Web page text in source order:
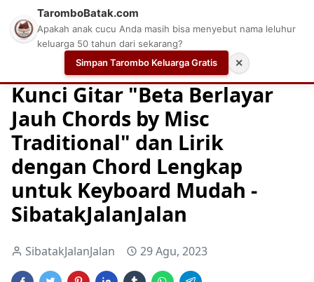
Chord Chord Gitar Easy Guitar Tabs
Kunci Gitar "Beta Berlayar
Jauh Chords by Misc
Traditional" dan Lirik
dengan Chord Lengkap
untuk Keyboard Mudah -
SibatakJalanJalan
SibatakJalanJalan 29 Agu, 2023
TaromboBatak.com
Apakah anak cucu Anda masih bisa menyebut nama leluhur
keluarga 50 tahun dari sekarang?
Simpan Tarombo Keluarga Gratis
✕